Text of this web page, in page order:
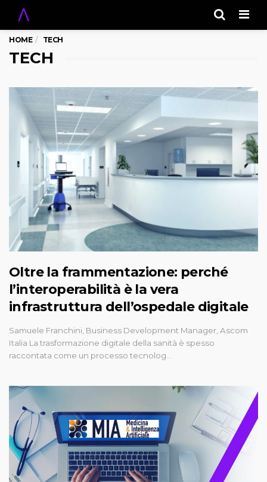
HOME TECH
TECH
Oltre la frammentazione: perché
l’interoperabilità è la vera
infrastruttura dell’ospedale digitale
Samuele Franchini, Business Development Manager, Ascom
Italia La trasformazione digitale della sanità è spesso
raccontata come un processo tecnolog…